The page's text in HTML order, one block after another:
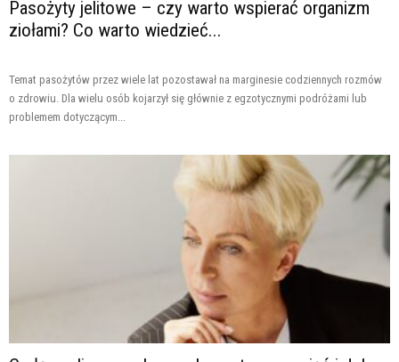
Pasożyty jelitowe – czy warto wspierać organizm
ziołami? Co warto wiedzieć...
Temat pasożytów przez wiele lat pozostawał na marginesie codziennych rozmów
o zdrowiu. Dla wielu osób kojarzył się głównie z egzotycznymi podróżami lub
problemem dotyczącym...